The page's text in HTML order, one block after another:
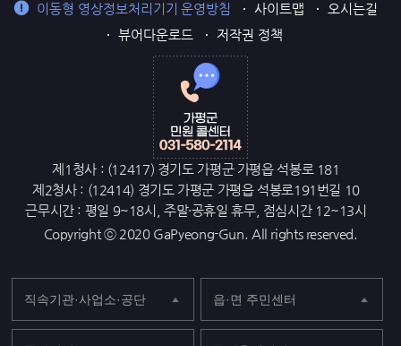
이동형 영상정보처리기기 운영방침
사이트맵
오시는길
뷰어다운로드
저작권 정책
제1청사 : (12417) 경기도 가평군 가평읍 석봉로 181
제2청사 : (12414) 경기도 가평군 가평읍 석봉로191번길 10
근무시간 : 평일 9~18시, 주말·공휴일 휴무, 점심시간 12~13시
Copyright ⓒ 2020 GaPyeong-Gun. All rights reserved.
직속기관·사업소·공단 읍·면 주민센터